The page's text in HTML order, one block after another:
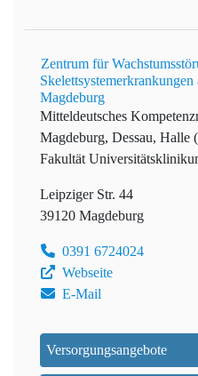
Zentrum für
Magdeburg
Mitteldeutsches
Magdeburg, Dessau, Halle
Fakultät
Leipziger Str. 44
39120 Magdeburg
0391 6724024
Webseite
E-Mail
Versorgungsangebote